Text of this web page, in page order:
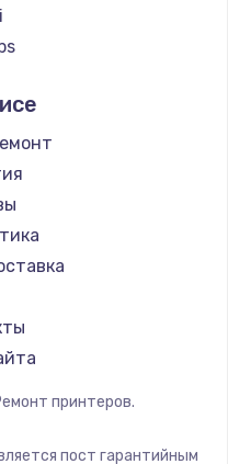
принтеров.
пост гарантийным